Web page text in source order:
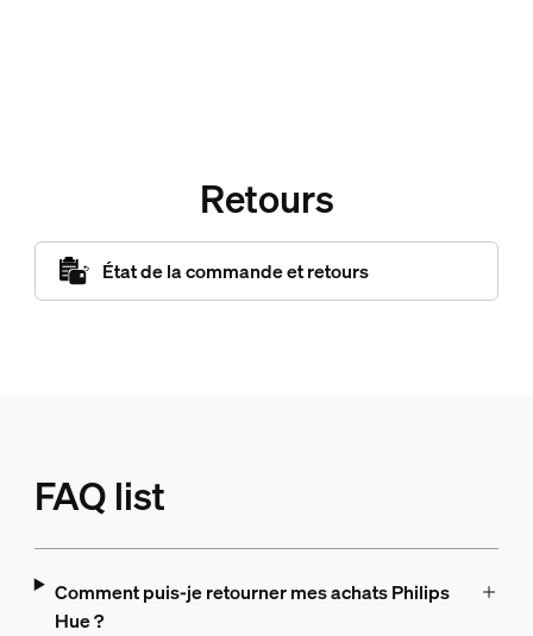
Retours
État de la commande et retours
FAQ list
Comment puis-je retourner mes achats Philips
Hue ?